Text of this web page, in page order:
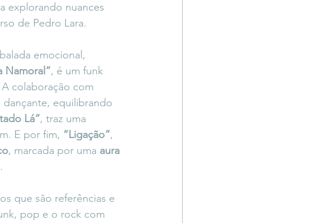
explorando nuances
de Pedro Lara.
emocional,
Namoral”, é um funk
colaboração com
dançante, equilibrando
Lá”, traz uma
E por fim, “Ligação”,
, marcada por uma aura
que são referências e
pop e o rock com